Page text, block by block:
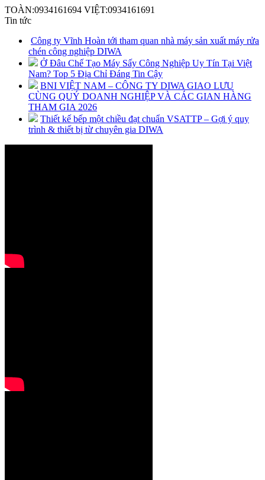
TOÀN:0934161694 VIỆT:0934161691
Tin tức
Công ty Vĩnh Hoàn tới tham quan nhà máy sản xuất máy rửa
chén công nghiệp DIWA
Ở Đâu Chế Tạo Máy Sấy Công Nghiệp Uy Tín Tại Việt
Nam? Top 5 Địa Chỉ Đáng Tin Cậy
BNI VIỆT NAM – CÔNG TY DIWA GIAO LƯU
CÙNG QUÝ DOANH NGHIỆP VÀ CÁC GIAN HÀNG
THAM GIA 2026
Thiết kế bếp một chiều đạt chuẩn VSATTP – Gợi ý quy
trình & thiết bị từ chuyên gia DIWA